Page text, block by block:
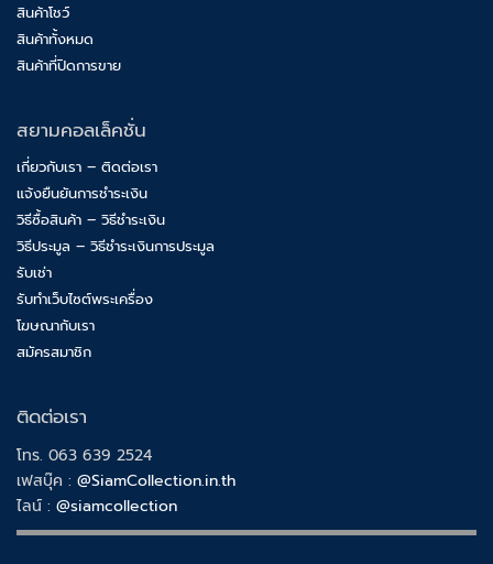
สินค้าโชว์
สินค้าทั้งหมด
สินค้าที่ปิดการขาย
สยามคอลเล็คชั่น
เกี่ยวกับเรา – ติดต่อเรา
แจ้งยืนยันการชำระเงิน
วิธีซื้อสินค้า – วิธีชำระเงิน
วิธีประมูล – วิธีชำระเงินการประมูล
รับเช่า
รับทำเว็บไซต์พระเครื่อง
โฆษณากับเรา
สมัครสมาชิก
ติดต่อเรา
โทร. 063 639 2524
เฟสบุ๊ค : @SiamCollection.in.th
ไลน์ : @siamcollection